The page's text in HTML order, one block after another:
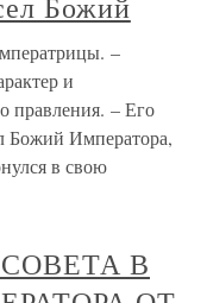
–
и
правления. – Его
Божий Императора,
в свою
В